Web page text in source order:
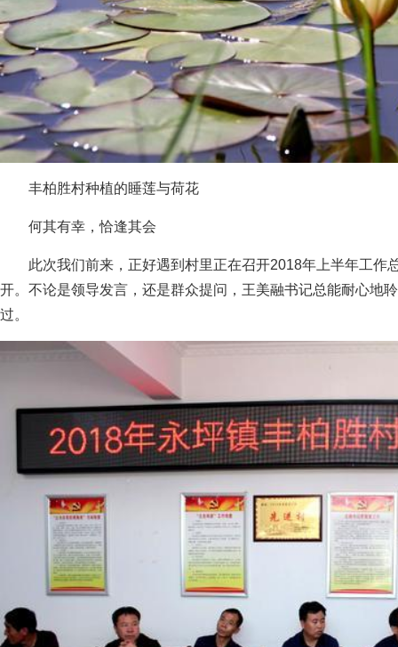
丰柏胜村种植的睡莲与荷花
何其有幸，恰逢其会
此次我们前来，正好遇到村里正在召开2018年上半年工作
开。不论是领导发言，还是群众提问，王美融书记总能耐心地
过。